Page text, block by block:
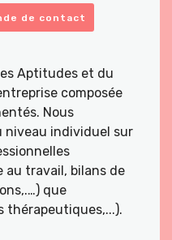
de contact
Aptitudes et du
composée
Nous
niveau individuel sur
travail, bilans de
que
thérapeutiques,...).